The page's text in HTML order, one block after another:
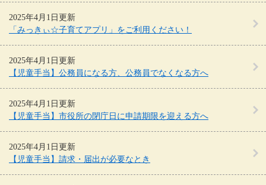
2025年4月1日更新
「みっきぃ☆子育てアプリ」をご利用ください！
2025年4月1日更新
【児童手当】公務員になる方、公務員でなくなる方へ
2025年4月1日更新
【児童手当】市役所の閉庁日に申請期限を迎える方へ
2025年4月1日更新
【児童手当】請求・届出が必要なとき